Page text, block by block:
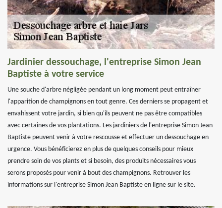
Jardinier dessouchage, l'entreprise Simon Jean
Baptiste à votre service
Une souche d'arbre négligée pendant un long moment peut entraîner
l'apparition de champignons en tout genre. Ces derniers se propagent et
envahissent votre jardin, si bien qu'ils peuvent ne pas être compatibles
avec certaines de vos plantations. Les jardiniers de l'entreprise Simon Jean
Baptiste peuvent venir à votre rescousse et effectuer un dessouchage en
urgence. Vous bénéficierez en plus de quelques conseils pour mieux
prendre soin de vos plants et si besoin, des produits nécessaires vous
serons proposés pour venir à bout des champignons. Retrouver les
informations sur l'entreprise Simon Jean Baptiste en ligne sur le site.